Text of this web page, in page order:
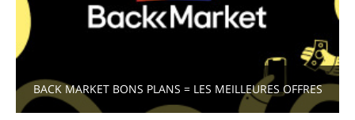
BACK MARKET BONS PLANS = LES MEILLEURES OFFRES